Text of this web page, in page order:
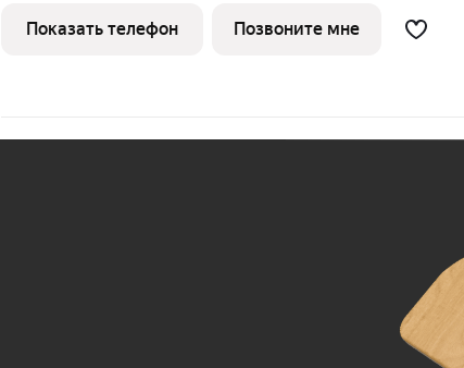
Матрица, остановки общественного транспорта, поликлиники для
взрослых и
Показать телефон Позвоните мне